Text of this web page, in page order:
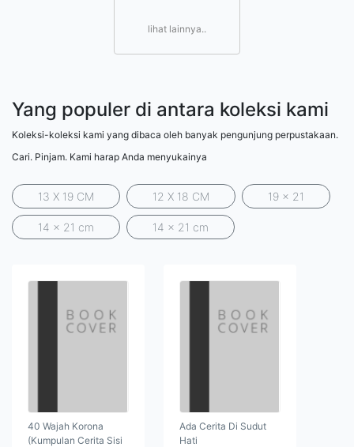
lihat lainnya..
Yang populer di antara koleksi kami
Koleksi-koleksi kami yang dibaca oleh banyak pengunjung perpustakaan.
Cari. Pinjam. Kami harap Anda menyukainya
13 X 19 CM 12 X 18 CM 19 x 21
14 x 21 cm 14 x 21 cm
40 Wajah Korona
(Kumpulan Cerita Sisi
Ada Cerita Di Sudut
Hati